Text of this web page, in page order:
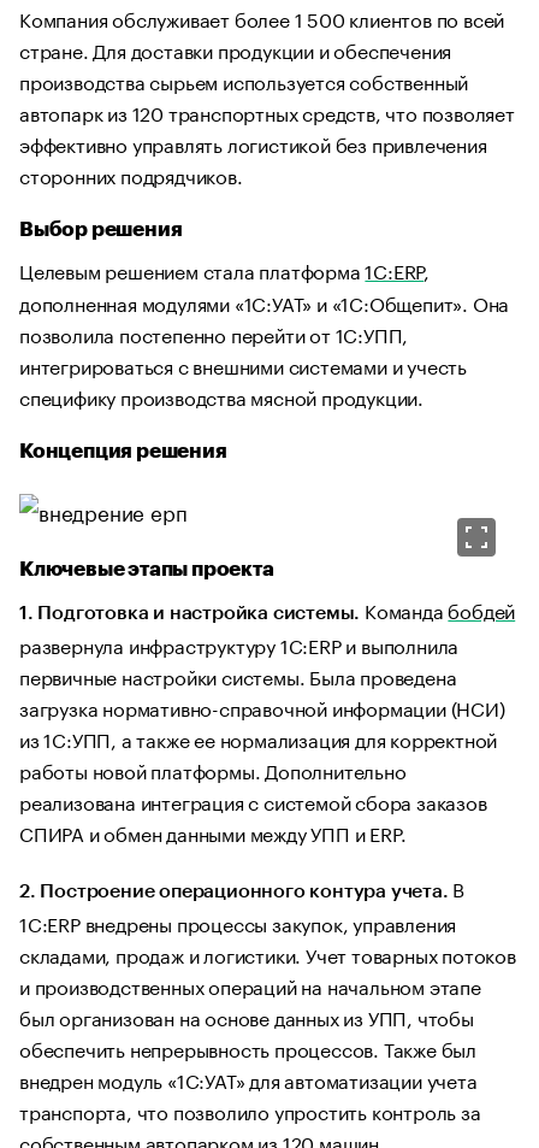
Компания обслуживает более 1 500 клиентов по всей
стране. Для доставки продукции и обеспечения
производства сырьем используется собственный
автопарк из 120 транспортных средств, что позволяет
эффективно управлять логистикой без привлечения
сторонних подрядчиков.
Выбор решения
Целевым решением стала платформа1С:ERP,
дополненная модулями «1С:УАТ» и «1С:Общепит». Она
позволила постепенно перейти от 1С:УПП,
интегрироваться с внешними системами и учесть
специфику производства мясной продукции.
Концепция решения
Ключевые этапы проекта
1. Подготовка и настройка системы. Командабобдей
развернула инфраструктуру 1С:ERP и выполнила
первичные настройки системы. Была проведена
загрузка нормативно-справочной информации (НСИ)
из 1С:УПП, а также ее нормализация для корректной
работы новой платформы. Дополнительно
реализована интеграция с системой сбора заказов
СПИРА и обмен данными между УПП и ERP.
2. Построение операционного контура учета. В
1С:ERP внедрены процессы закупок, управления
складами, продаж и логистики. Учет товарных потоков
и производственных операций на начальном этапе
был организован на основе данных из УПП, чтобы
обеспечить непрерывность процессов. Также был
внедрен модуль «1С:УАТ» для автоматизации учета
транспорта, что позволило упростить контроль за
собственным автопарком из 120 машин.